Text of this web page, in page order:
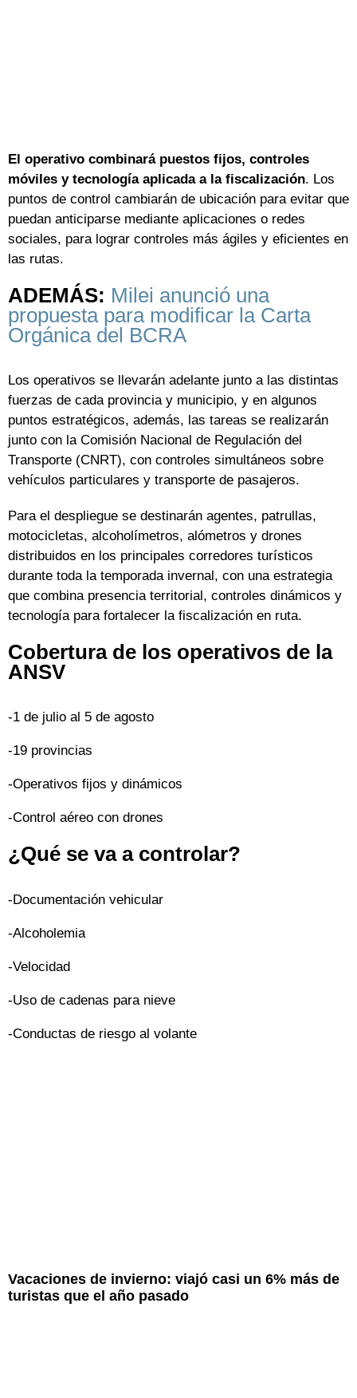
El operativo combinará puestos fijos, controles
móviles y tecnología aplicada a la fiscalización. Los
puntos de control cambiarán de ubicación para evitar que
puedan anticiparse mediante aplicaciones o redes
sociales, para lograr controles más ágiles y eficientes en
las rutas.
ADEMÁS: Milei anunció una
propuesta para modificar la Carta
Orgánica del BCRA
Los operativos se llevarán adelante junto a las distintas
fuerzas de cada provincia y municipio, y en algunos
puntos estratégicos, además, las tareas se realizarán
junto con la Comisión Nacional de Regulación del
Transporte (CNRT), con controles simultáneos sobre
vehículos particulares y transporte de pasajeros.
Para el despliegue se destinarán agentes, patrullas,
motocicletas, alcoholímetros, alómetros y drones
distribuidos en los principales corredores turísticos
durante toda la temporada invernal, con una estrategia
que combina presencia territorial, controles dinámicos y
tecnología para fortalecer la fiscalización en ruta.
Cobertura de los operativos de la
ANSV
-1 de julio al 5 de agosto
-19 provincias
-Operativos fijos y dinámicos
-Control aéreo con drones
¿Qué se va a controlar?
-Documentación vehicular
-Alcoholemia
-Velocidad
-Uso de cadenas para nieve
-Conductas de riesgo al volante
Vacaciones de invierno: viajó casi un 6% más de
turistas que el año pasado